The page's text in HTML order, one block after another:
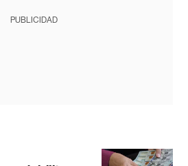
PUBLICIDAD